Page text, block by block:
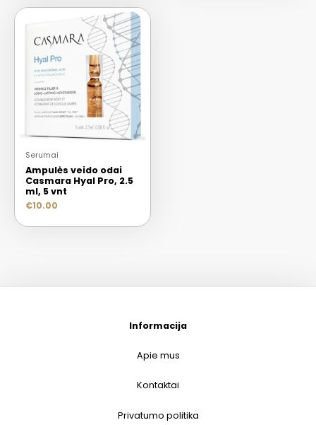
Serumai
Ampulės veido odai
Casmara Hyal Pro, 2.5
ml, 5 vnt
€10.00
Informacija
Apie mus
Kontaktai
Privatumo politika